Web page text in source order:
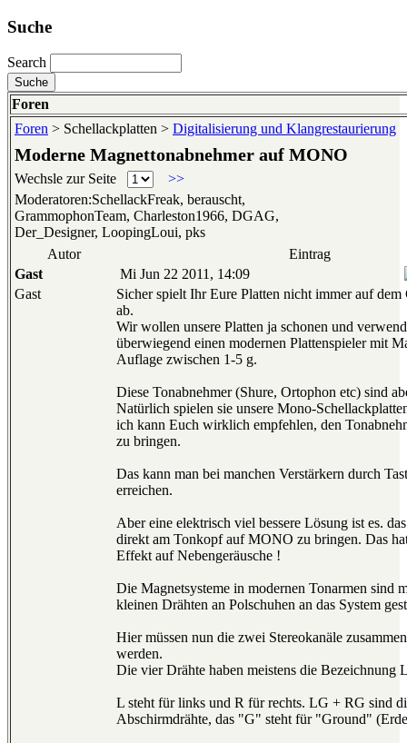
Suche
Search
Foren
Foren > Schellackplatten > Digitalisierung und Klangrestaurierung
Moderne Magnettonabnehmer auf MONO
Wechsle zur Seite
>>
Moderatoren:SchellackFreak, berauscht,
GrammophonTeam, Charleston1966, DGAG,
Der_Designer, LoopingLoui, pks
Autor
Eintrag
Gast
Mi Jun 22 2011, 14:09
Gast
Sicher spielt Ihr Eure Platten nicht immer auf dem
ab.
Wir wollen unsere Platten ja schonen und
überwiegend einen modernen Plattenspieler mit
Auflage zwischen 1-5 g.
Diese Tonabnehmer (Shure, Ortophon etc) sind
Natürlich spielen sie unsere Mono-
ich kann Euch wirklich empfehlen, den
zu bringen.
Das kann man bei manchen Verstärkern durch
erreichen.
Aber eine elektrisch viel bessere Lösung ist es.
direkt am Tonkopf auf MONO zu bringen. Das
Effekt auf Nebengeräusche !
Die Magnetsysteme in modernen Tonarmen sind
kleinen Drähten an Polschuhen an das System
Hier müssen nun die zwei Stereokanäle
werden.
Die vier Drähte haben meistens die Bezeichnung
L steht für links und R für rechts. LG + RG sind
Abschirmdrähte, das "G" steht für "Ground"